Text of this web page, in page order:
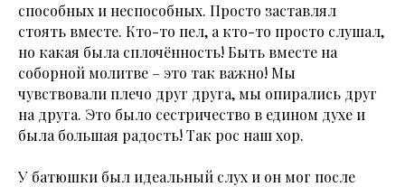
способных и неспособных. Просто заставлял
стоять вместе. Кто-то пел, а кто-то просто слушал,
но какая была сплочённость! Быть вместе на
соборной молитве – это так важно! Мы
чувствовали плечо друг друга, мы опирались друг
на друга. Это было сестричество в едином духе и
была большая радость! Так рос наш хор.
У батюшки был идеальный слух и он мог после